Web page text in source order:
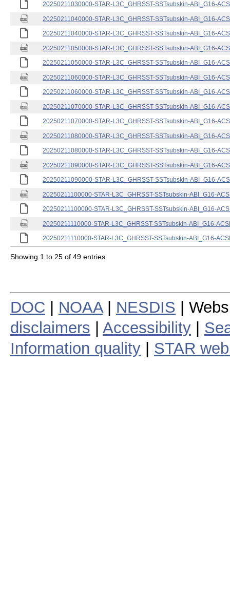
20250211030000-STAR-L3C_GHRSST-SSTsubskin-ABI_G16-
20250211040000-STAR-L3C_GHRSST-SSTsubskin-ABI_G16-
20250211040000-STAR-L3C_GHRSST-SSTsubskin-ABI_G16-
20250211050000-STAR-L3C_GHRSST-SSTsubskin-ABI_G16-
20250211050000-STAR-L3C_GHRSST-SSTsubskin-ABI_G16-
20250211060000-STAR-L3C_GHRSST-SSTsubskin-ABI_G16-
20250211060000-STAR-L3C_GHRSST-SSTsubskin-ABI_G16-
20250211070000-STAR-L3C_GHRSST-SSTsubskin-ABI_G16-
20250211070000-STAR-L3C_GHRSST-SSTsubskin-ABI_G16-
20250211080000-STAR-L3C_GHRSST-SSTsubskin-ABI_G16-
20250211080000-STAR-L3C_GHRSST-SSTsubskin-ABI_G16-
20250211090000-STAR-L3C_GHRSST-SSTsubskin-ABI_G16-
20250211090000-STAR-L3C_GHRSST-SSTsubskin-ABI_G16-
20250211100000-STAR-L3C_GHRSST-SSTsubskin-ABI_G16-
20250211100000-STAR-L3C_GHRSST-SSTsubskin-ABI_G16-
20250211110000-STAR-L3C_GHRSST-SSTsubskin-ABI_G16-
20250211110000-STAR-L3C_GHRSST-SSTsubskin-ABI_G16-
Showing 1 to 25 of 49 entries
DOC NOAA| NESDIS |
disclaimers
Accessibility
Information quality
STAR